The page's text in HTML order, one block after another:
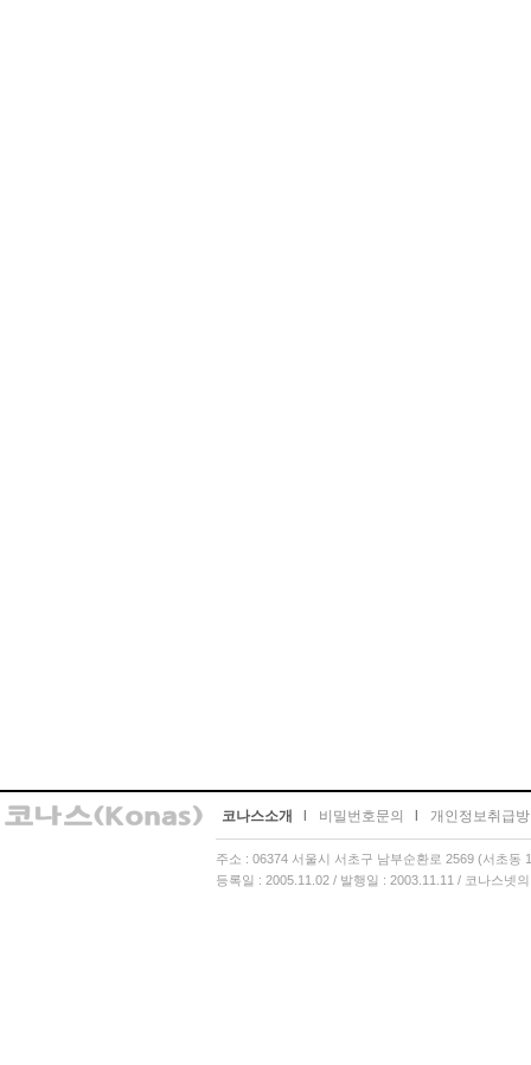
코나스소개 비밀번호문의 개인정보취급
주소 : 06374 서울시 서초구 남부순환로 2569 (서초
등록일 : 2005.11.02 / 발행일 : 2003.11.11 / 코나스넷